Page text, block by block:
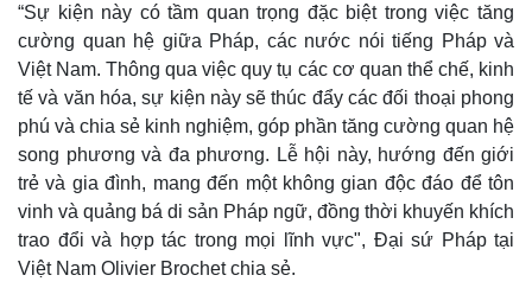
“Sự kiện này có tầm quan trọng đặc biệt trong việc tăng
cường quan hệ giữa Pháp, các nước nói tiếng Pháp và
Việt Nam. Thông qua việc quy tụ các cơ quan thể chế, kinh
tế và văn hóa, sự kiện này sẽ thúc đẩy các đối thoại phong
phú và chia sẻ kinh nghiệm, góp phần tăng cường quan hệ
song phương và đa phương. Lễ hội này, hướng đến giới
trẻ và gia đình, mang đến một không gian độc đáo để tôn
vinh và quảng bá di sản Pháp ngữ, đồng thời khuyến khích
trao đổi và hợp tác trong mọi lĩnh vực", Đại sứ Pháp tại
Việt Nam Olivier Brochet chia sẻ.